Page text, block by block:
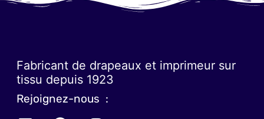
Fabricant de drapeaux et imprimeur sur
tissu depuis 1923
Rejoignez-nous :